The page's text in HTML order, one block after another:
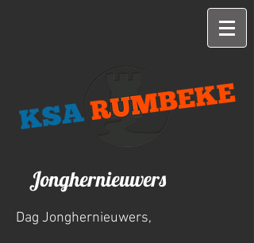
Jonghernieuwers
Dag Jonghernieuwers,